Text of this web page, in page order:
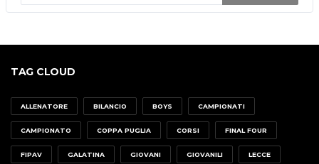
TAG CLOUD
ALLENATORE BILANCIO BOYS CAMPIONATI
CAMPIONATO COPPA PUGLIA CORSI FINAL FOUR
FIPAV GALATINA GIOVANI GIOVANILI LECCE